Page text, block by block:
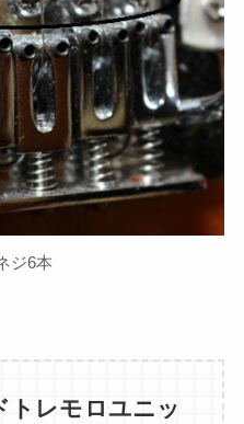
ニットは、ボデ
し込む方向）へ
ユニットはボデ
（横方向）にア
の構造は一目瞭
の両端にスプリ
るというもので
ジ6本
トレモロユニッ